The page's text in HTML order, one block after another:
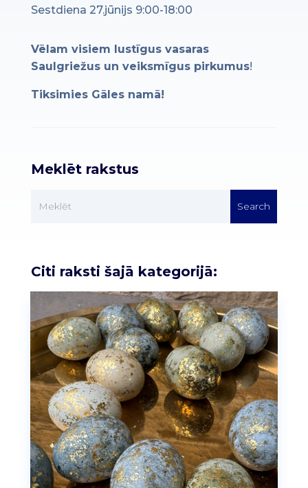
Sestdiena 27.jūnijs 9:00-18:00
Vēlam visiem lustīgus vasaras
Saulgriežus un veiksmīgus pirkumus!
Tiksimies Gāles namā!
Meklēt rakstus
Citi raksti šajā kategorijā: